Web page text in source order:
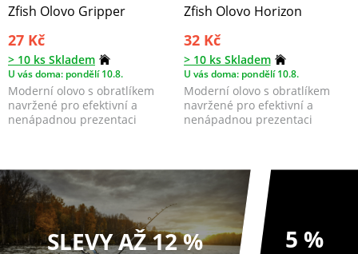
Zfish Olovo Gripper
27 Kč
> 10 ks Skladem
U vás doma: pondělí 10.8.
Moderní olovo s obratlíkem
navržené pro efektivní a
nenápadnou prezentaci
Zfish Olovo Horizon
32 Kč
> 10 ks Skladem
U vás doma: pondělí 10.8.
Moderní olovo s obratlíkem
navržené pro efektivní a
nenápadnou prezentaci
SLEVY AŽ 12 % 5 %